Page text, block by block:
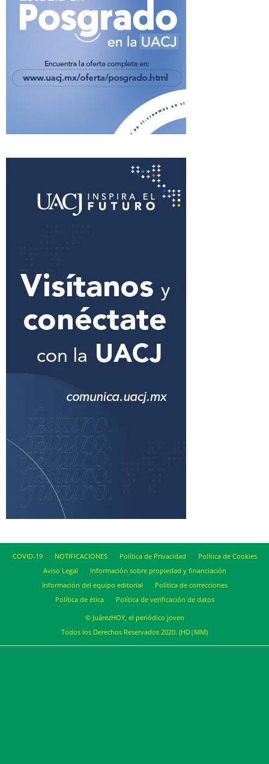
COVID-19 NOTIFICACIONES Política de Privacidad
Política de Cookies
Aviso Legal
Información sobre propiedad y financiación
Información del equipo editorial
Política de correcciones
Política de ética
Política de verificación de datos
© JuárezHOY, el periódico joven
Todos los Derechos Reservados 2020. (HD|MM)